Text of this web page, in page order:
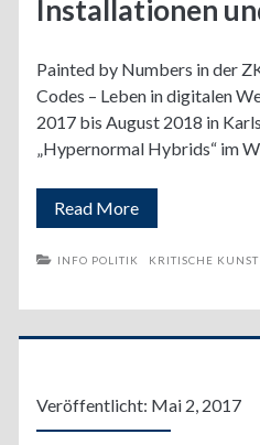
Installationen
Painted by Numbers in der
Codes – Leben in digitalen
2017 bis August 2018 in
„Hypernormal Hybrids“ im
Read MoreInstallationen
INFO POLITIK KRITISCHE KUNST
Veröffentlicht: Mai 2, 2017